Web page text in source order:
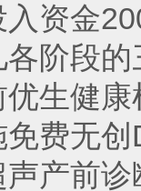
资金
阶段
生健康
费无
产前